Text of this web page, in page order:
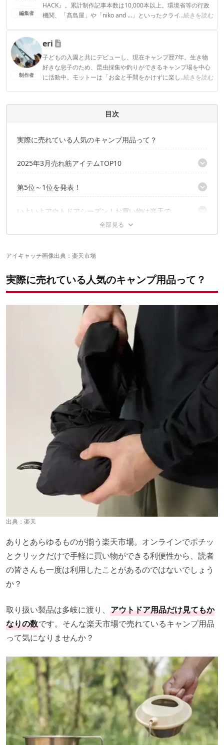
編集者
HACK』。累計制作記事本数は10,000本以上。環境省等の行政
機関、「髙島屋」や「niko and ...」といったクライアントとの
...続きを読む
CAMP HACK編集部のプロフィール
制作者
eri
子どもの入園と共にデビューし、現在キャンプ歴7年。生き物
好きな息子のため、昆虫採集や釣りができるキャンプ場を中心
に活動中。モットーは「お金と手間をかけずに楽しく！」とい
...続きを読む
目次
実際に売れている人気のキャンプ用品って？
2025年3月売れ筋アイテムTOP10
第10位：スームルーム チタンペグ（20cm／12本）
第9位：ビクトリノックス エマージェンシーツールハントマンラ
第7位：outport レジャーシート
第6位：アークテリクス スコーミッシュフーディ（メンズ）
第5位～1位を発表！
第5位：スノーピーク フラットバーナー
いよいよアウトドアシーズン！お買い物は楽天で
4/14（月）～！お買い得マラソンスタート
アイキャッチ画像出典： 楽天市場
実際に売れている人気のキャンプ用品って？
出典： 楽天
ありとあらゆるものが揃う楽天市場。オンラインでポチッ
とクリックだけで手軽に買い物ができる利便性から、読者
の皆さんも一度は利用したことがあるのではないでしょう
か？
取り扱い製品は多岐に渡り、 アウトドア用品だけ見てもか
なりの数です。そんな楽天市場で売れているキャンプ用品
って気になりませんか？